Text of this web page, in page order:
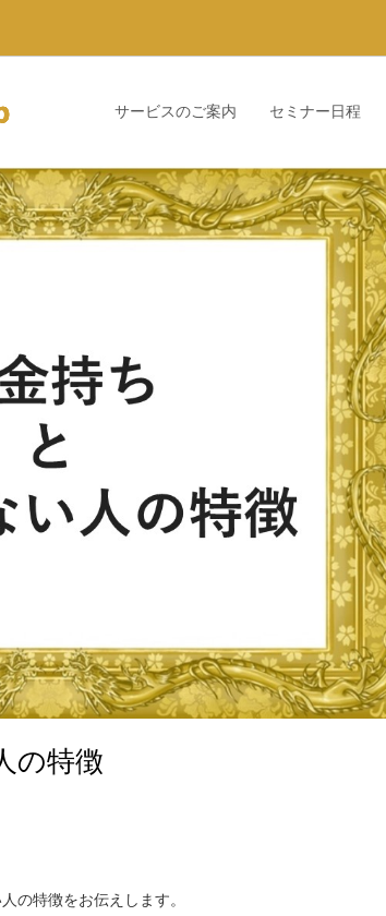
サービスのご案内 セミナー日程
の特徴
の特徴をお伝えします。